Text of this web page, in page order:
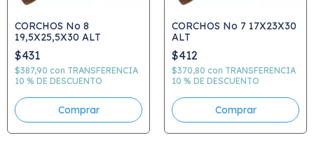
CORCHOS No 8
19,5X25,5X30 ALT
$431
$387,90 con TRANSFERENCIA
10 % DE DESCUENTO
CORCHOS No 7 17X23X30
ALT
$412
$370,80 con TRANSFERENCIA
10 % DE DESCUENTO